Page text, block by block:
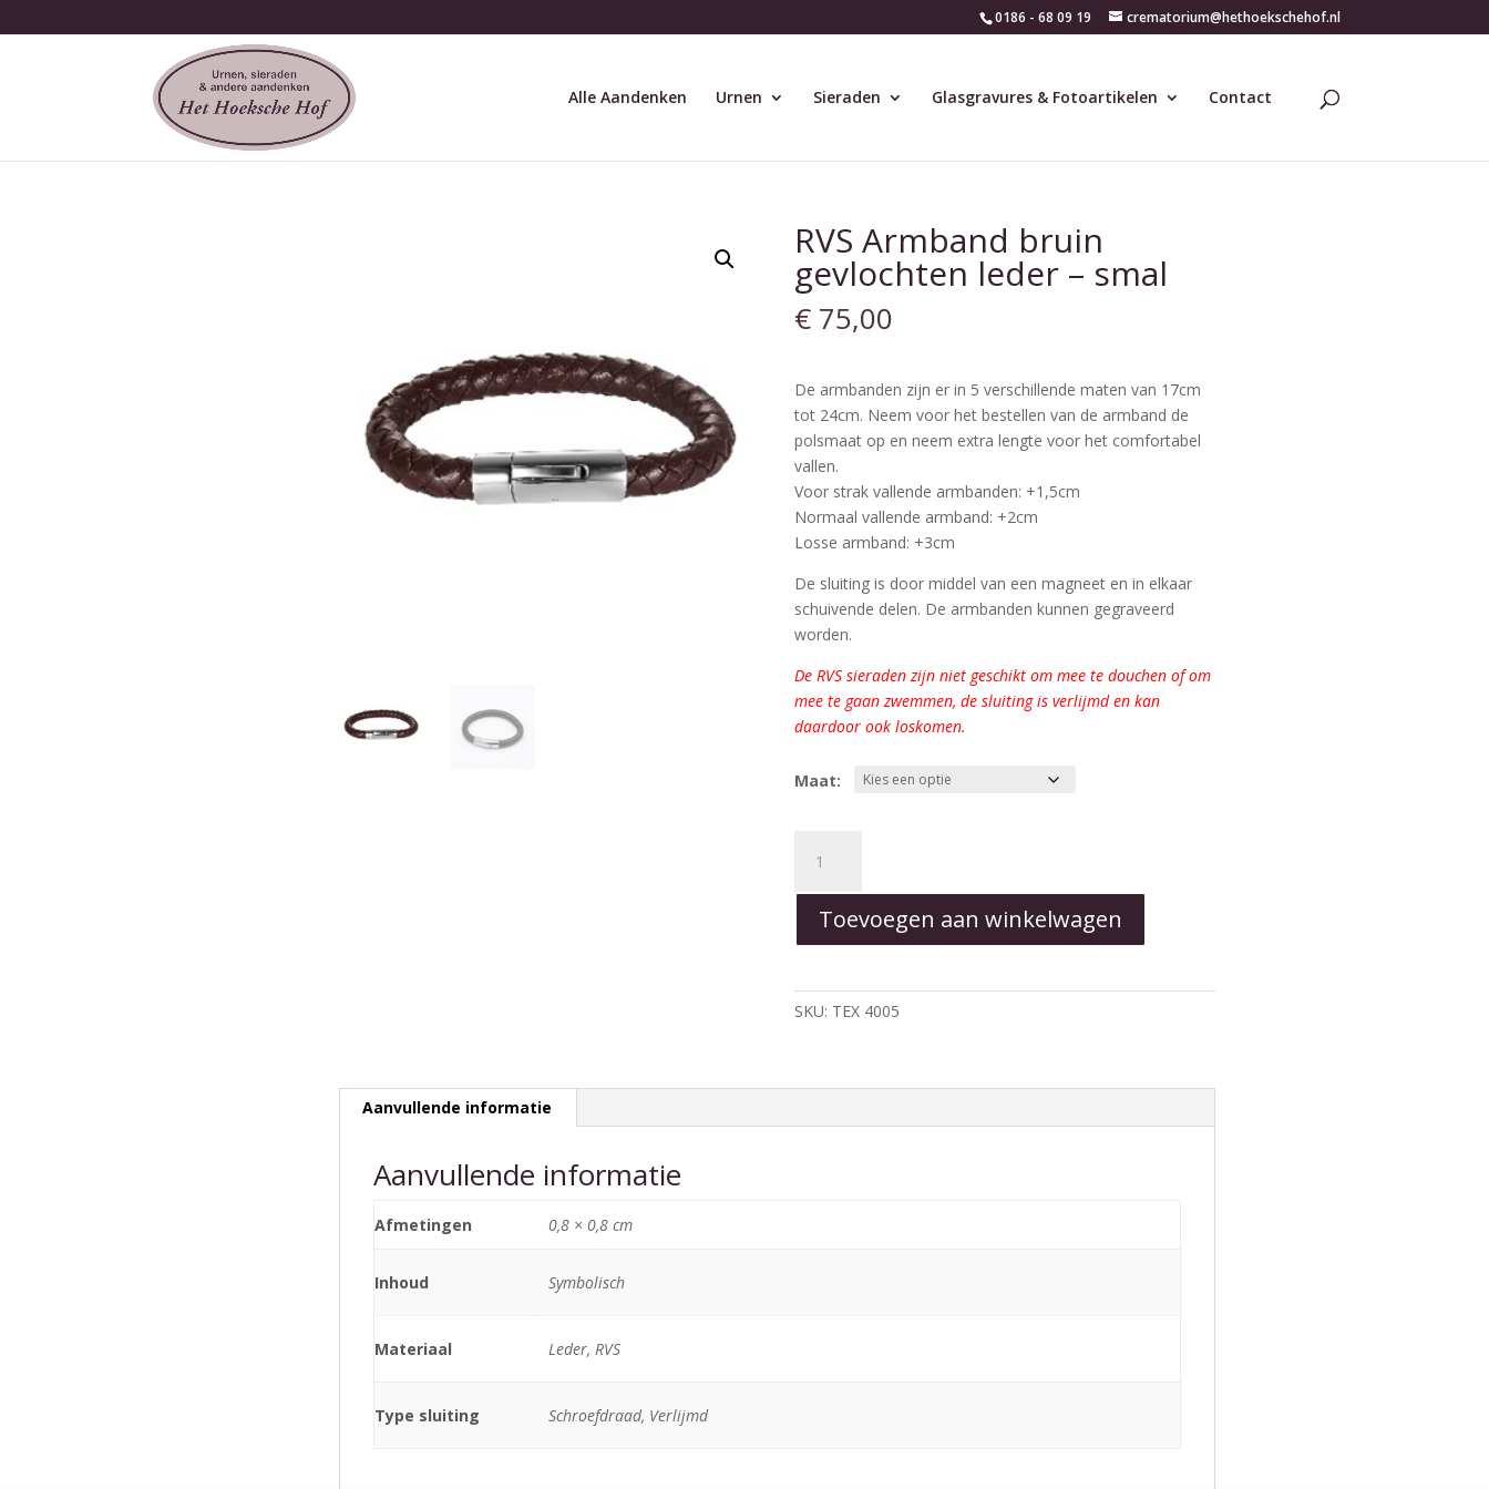
0186 - 68 09 19 crematorium@hethoekschehof.nl
Alle Aandenken Urnen Sieraden Glasgravures & Fotoartikelen Contact
RVS Armband bruin
gevlochten leder – smal
€ 75,00
De armbanden zijn er in 5 verschillende maten van 17cm
tot 24cm. Neem voor het bestellen van de armband de
polsmaat op en neem extra lengte voor het comfortabel
vallen.
Voor strak vallende armbanden: +1,5cm
Normaal vallende armband: +2cm
Losse armband: +3cm
De sluiting is door middel van een magneet en in elkaar
schuivende delen. De armbanden kunnen gegraveerd
worden.
De RVS sieraden zijn niet geschikt om mee te douchen of om
mee te gaan zwemmen, de sluiting is verlijmd en kan
daardoor ook loskomen.
Maat:
Armband
bruin
gevlochten
leder
smal
aantal
Toevoegen aan winkelwagen
SKU: TEX 4005
Aanvullende informatie
Aanvullende informatie
Afmetingen 0,8 × 0,8 cm
Inhoud Symbolisch
Materiaal Leder, RVS
Type sluiting Schroefdraad, Verlijmd